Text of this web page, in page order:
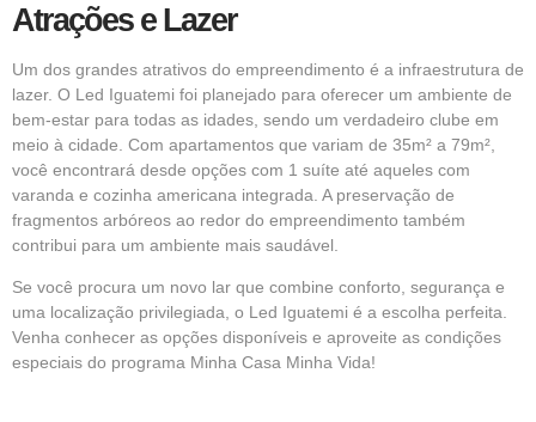
Atrações e Lazer
Um dos grandes atrativos do empreendimento é a infraestrutura de
lazer. O Led Iguatemi foi planejado para oferecer um ambiente de
bem-estar para todas as idades, sendo um verdadeiro clube em
meio à cidade. Com apartamentos que variam de 35m² a 79m²,
você encontrará desde opções com 1 suíte até aqueles com
varanda e cozinha americana integrada. A preservação de
fragmentos arbóreos ao redor do empreendimento também
contribui para um ambiente mais saudável.
Se você procura um novo lar que combine conforto, segurança e
uma localização privilegiada, o Led Iguatemi é a escolha perfeita.
Venha conhecer as opções disponíveis e aproveite as condições
especiais do programa Minha Casa Minha Vida!